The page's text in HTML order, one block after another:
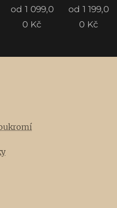
od 1 099,0
0 Kč
od 1 199,0
0 Kč